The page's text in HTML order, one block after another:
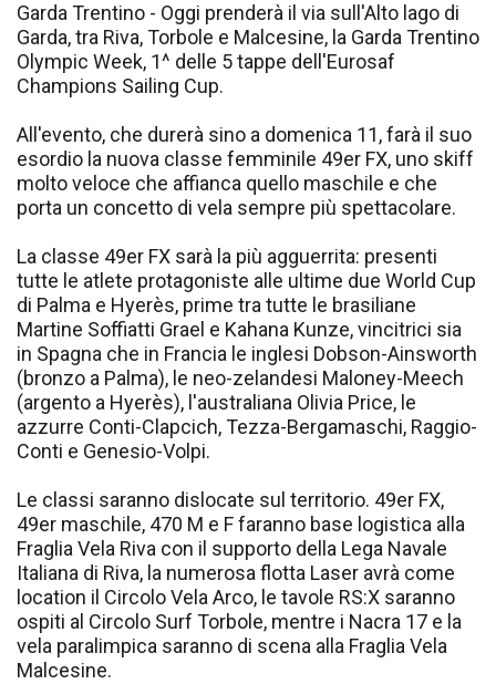
Garda Trentino - Oggi prenderà il via sull'Alto lago di
Garda, tra Riva, Torbole e Malcesine, la Garda Trentino
Olympic Week, 1^ delle 5 tappe dell'Eurosaf
Champions Sailing Cup.
All'evento, che durerà sino a domenica 11, farà il suo
esordio la nuova classe femminile 49er FX, uno skiff
molto veloce che affianca quello maschile e che
porta un concetto di vela sempre più spettacolare.
La classe 49er FX sarà la più agguerrita: presenti
tutte le atlete protagoniste alle ultime due World Cup
di Palma e Hyerès, prime tra tutte le brasiliane
Martine Soffiatti Grael e Kahana Kunze, vincitrici sia
in Spagna che in Francia le inglesi Dobson-Ainsworth
(bronzo a Palma), le neo-zelandesi Maloney-Meech
(argento a Hyerès), l'australiana Olivia Price, le
azzurre Conti-Clapcich, Tezza-Bergamaschi, Raggio-
Conti e Genesio-Volpi.
Le classi saranno dislocate sul territorio. 49er FX,
49er maschile, 470 M e F faranno base logistica alla
Fraglia Vela Riva con il supporto della Lega Navale
Italiana di Riva, la numerosa flotta Laser avrà come
location il Circolo Vela Arco, le tavole RS:X saranno
ospiti al Circolo Surf Torbole, mentre i Nacra 17 e la
vela paralimpica saranno di scena alla Fraglia Vela
Malcesine.